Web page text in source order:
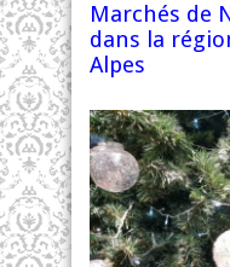
Marchés de
dans la
Alpes